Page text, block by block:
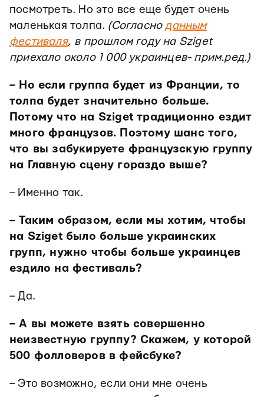
посмотреть. Но это все еще будет очень
маленькая толпа. (Согласноданным
фестиваля, в прошлом году на Sziget
приехало около 1 000 украинцев- прим.ред.)
– Но если группа будет из Франции, то
толпа будет значительно больше.
Потому что на Sziget традиционно ездит
много французов. Поэтому шанс того,
что вы забукируете французскую группу
на Главную сцену гораздо выше?
– Именно так.
– Таким образом, если мы хотим, чтобы
на Sziget было больше украинских
групп, нужно чтобы больше украинцев
ездило на фестиваль?
– Да.
– А вы можете взять совершенно
неизвестную группу? Скажем, у которой
500 фолловеров в фейсбуке?
– Это возможно, если они мне очень